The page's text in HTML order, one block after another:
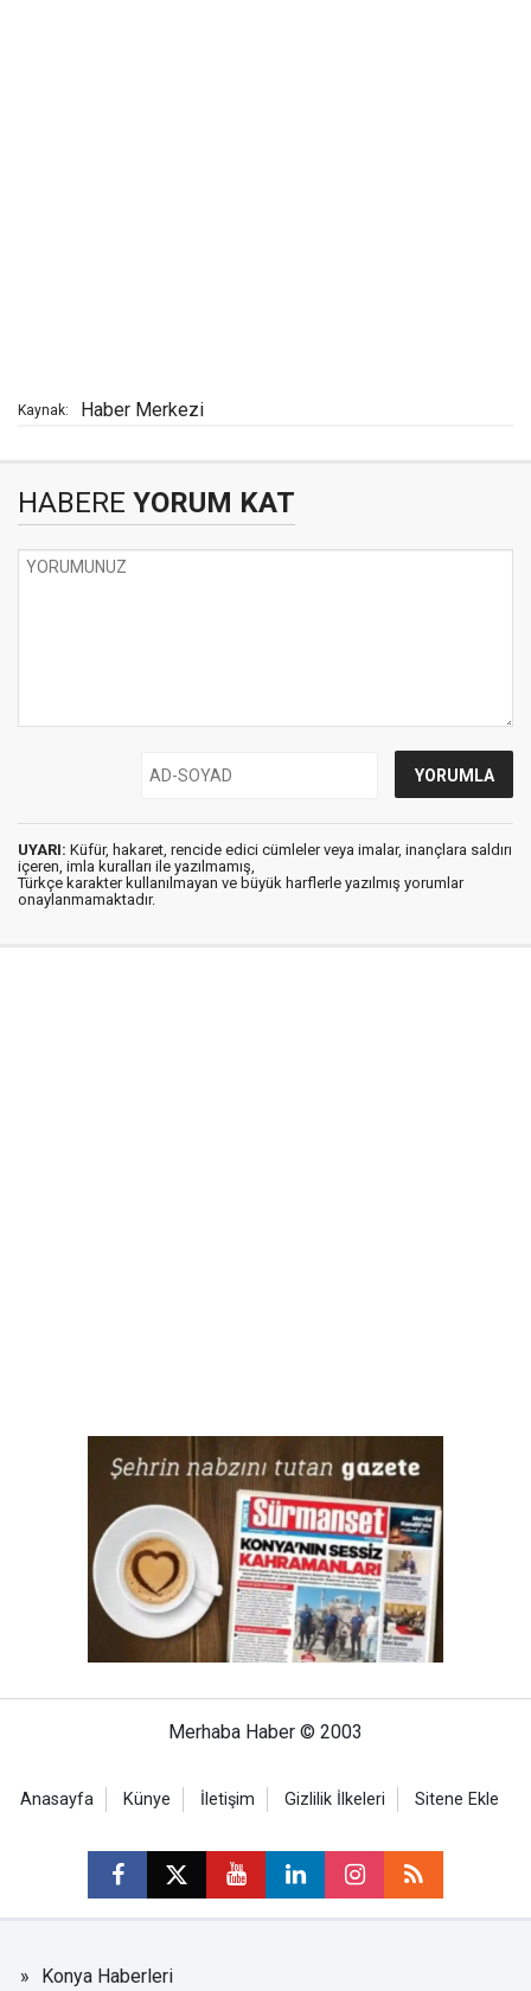
Kaynak: Haber Merkezi
HABERE YORUM KAT
UYARI: Küfür, hakaret, rencide edici cümleler veya imalar, inançlara saldırı
içeren, imla kuralları ile yazılmamış,
Türkçe karakter kullanılmayan ve büyük harflerle yazılmış yorumlar
onaylanmamaktadır.
Merhaba Haber © 2003
Anasayfa Künye İletişim Gizlilik İlkeleri Sitene Ekle
Konya Haberleri